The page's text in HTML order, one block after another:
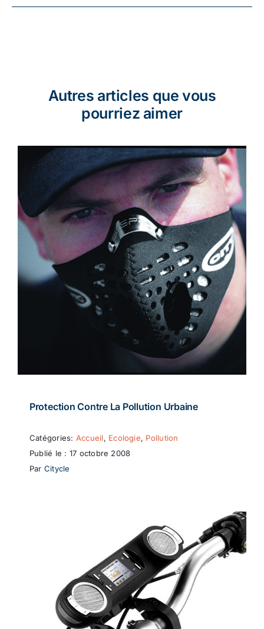
Autres articles que vous
pourriez aimer
Protection Contre La Pollution Urbaine
Catégories: Accueil, Ecologie, Pollution
Publié le : 17 octobre 2008
Par Citycle